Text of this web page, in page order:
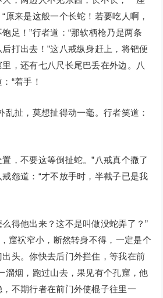
原来是这般一个长蛇！若要吃人啊，
足！”行者道：“那软柄枪乃是两条
打出去！”这八戒纵身赶上，将钯便
，还有七八尺长尾巴丢在外边。八
“着手！
扯，莫想扯得动一毫。行者笑道：
不要这等倒扯蛇。”八戒真个撒了
怨道：“才不放手时，半截子已是我
他出来？这不是叫做没蛇弄了？”
窟袕窄小，断然转身不得，一定是个
头。你快去后门外拦住，等我在前
溜烟，跑过山去，果见有个孔窟，他
不期行者在前门外使棍子往里一